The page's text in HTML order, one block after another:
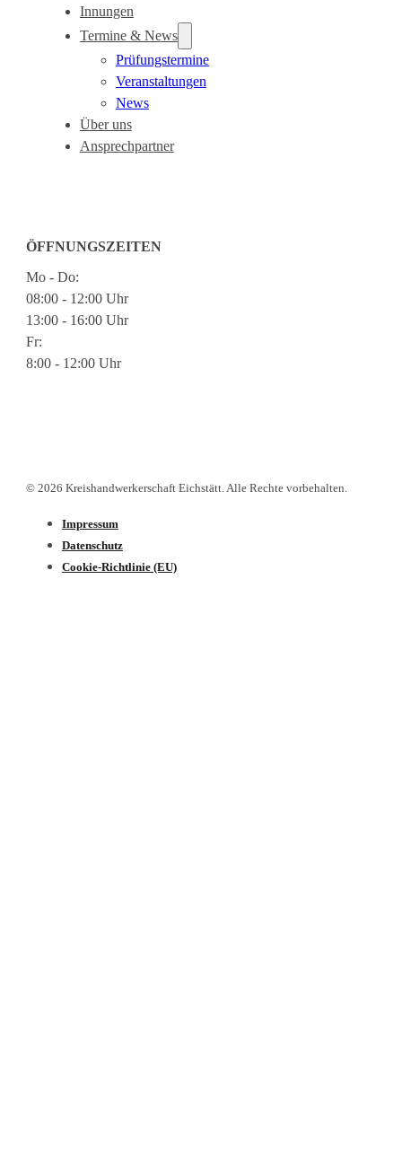
Innungen
Termine & News
Prüfungstermine
Veranstaltungen
News
Über uns
Ansprechpartner
ÖFFNUNGSZEITEN
Mo - Do:
08:00 - 12:00 Uhr
13:00 - 16:00 Uhr
Fr:
8:00 - 12:00 Uhr
© 2026 Kreishandwerkerschaft Eichstätt. Alle Rechte vorbehalten.
Impressum
Datenschutz­
Cookie-Richtlinie (EU)